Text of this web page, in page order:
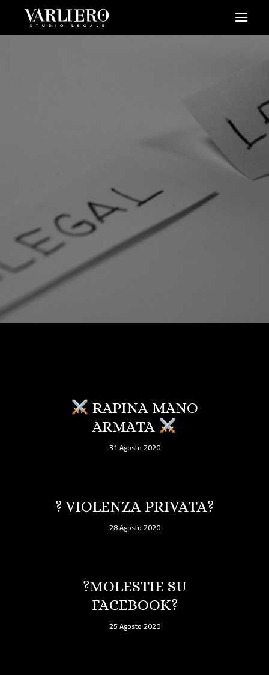
PRENDI UN APPUNTAMENTO
RAPINA MANO
ARMATA
31 Agosto 2020
? VIOLENZA PRIVATA?
28 Agosto 2020
?MOLESTIE SU
FACEBOOK?
25 Agosto 2020